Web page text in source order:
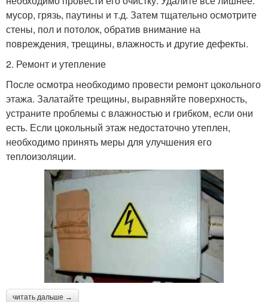
мусор, грязь, паутины и т.д. Затем тщательно осмотрите
стены, пол и потолок, обратив внимание на
повреждения, трещины, влажность и другие дефекты.
2. Ремонт и утепление
После осмотра необходимо провести ремонт цокольного
этажа. Залатайте трещины, выравняйте поверхность,
устраните проблемы с влажностью и грибком, если они
есть. Если цокольный этаж недостаточно утеплен,
необходимо принять меры для улучшения его
теплоизоляции.
читать дальше →